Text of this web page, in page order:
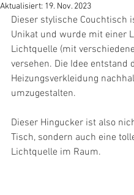
Aktualisiert: 19. Nov. 2023
Dieser stylische Couchtisch
Unikat und wurde mit einer
Lichtquelle (mit
versehen. Die Idee entstand
Heizungsverkleidung
umzugestalten.
Dieser Hingucker ist also
Tisch, sondern auch eine
Lichtquelle im Raum.